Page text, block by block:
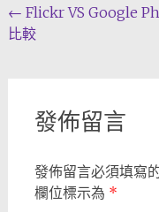
Post
navigation
← Flickr VS Google
比較
發佈留言
發佈留言必須填寫
欄位標示為 *